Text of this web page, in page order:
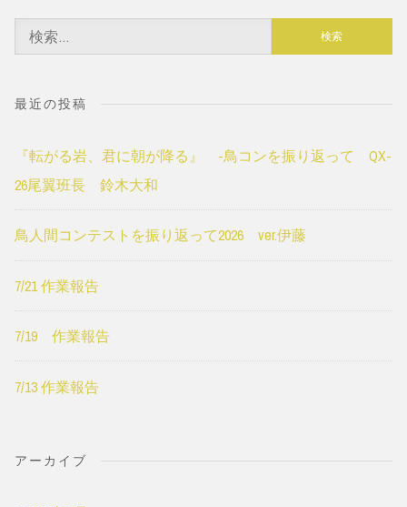
索:
最近の投稿
『転がる岩、君に朝が降る』 -鳥コンを振り返って QX-
26尾翼班長 鈴木大和
鳥人間コンテストを振り返って2026 ver.伊藤
7/21 作業報告
7/19 作業報告
7/13 作業報告
アーカイブ